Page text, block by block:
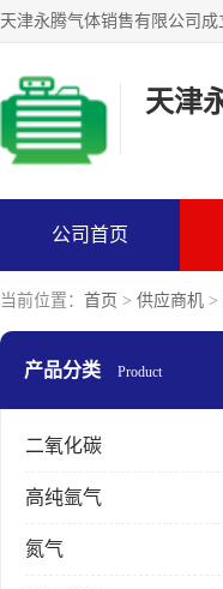
天津
公司首页
当前位置： 首页 > 供应商机 >
产品分类 Product
二氧化碳
高纯氩气
氮气